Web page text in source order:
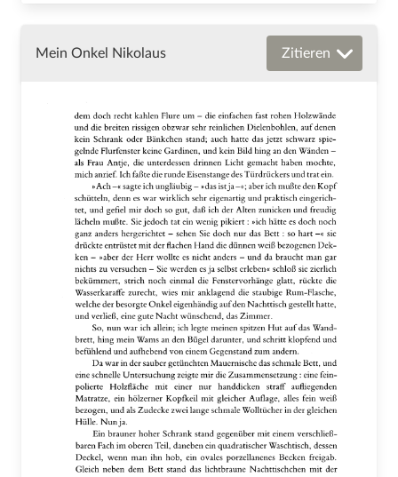
Mein Onkel Nikolaus Zitieren